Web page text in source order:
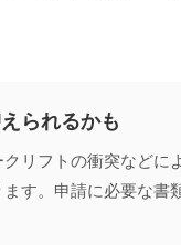
られるかも
リフトの衝突などに
す。申請に必要な書